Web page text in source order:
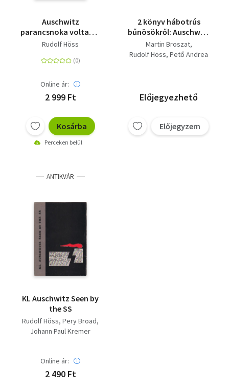
Auschwitz
parancsnoka voltam -
Rudolf Höss
Rudolf Höss
Online ár:
2 999 Ft
Kosárba
Perceken belül
2 könyv hábotrús
bűnösökről: Auschwitz
parancsnoka voltam,
Láthatatlan elkövetők
Martin Broszat
Rudolf Höss Pető Andrea
Előjegyezhető
Előjegyzem
ANTIKVÁR
KL Auschwitz Seen by
the SS
Rudolf Höss Pery Broad
Johann Paul Kremer
Online ár:
2 490 Ft